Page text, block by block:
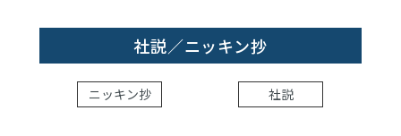
社説／ニッキン抄
ニッキン抄 社説